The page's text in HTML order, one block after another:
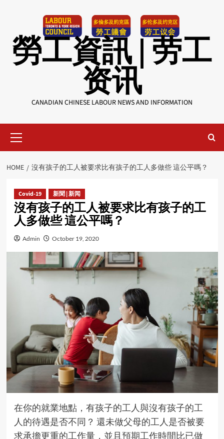
勞工資訊 | 劳工
资讯
CANADIAN CHINESE LABOUR NEWS AND INFORMATION
Menu
HOME 沒有孩子的工人被要求比有孩子的工人多做些 這公平嗎？
Covid-19 新聞 | 新闻
沒有孩子的工人被要求比有孩子的工
人多做些 這公平嗎？
Admin October 19, 2020
在你的就業地點，有孩子的工人與沒有孩子的工
人的待遇是否不同？ 還未做父母的工人是否被要
求承擔更重的工作量，並且預期工作時間比已做